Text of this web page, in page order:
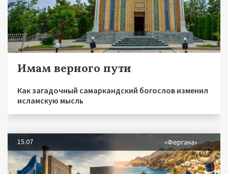
Имам верного пути
Как загадочный самаркандский богослов изменил
исламскую мысль
15.07 «Фергана»